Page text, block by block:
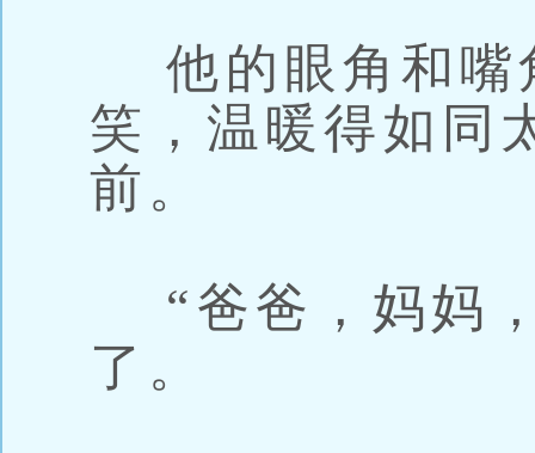
他的眼角和嘴
笑，温暖得如同
前。
“爸爸，妈妈
了。